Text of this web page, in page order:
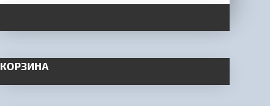
КОРЗИНА